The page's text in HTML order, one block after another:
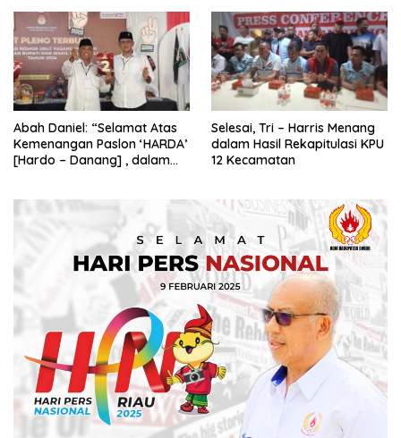
Abah Daniel: “Selamat Atas
Kemenangan Paslon ‘HARDA’
[Hardo – Danang] , dalam
Selesai, Tri – Harris Menang
dalam Hasil Rekapitulasi KPU
12 Kecamatan